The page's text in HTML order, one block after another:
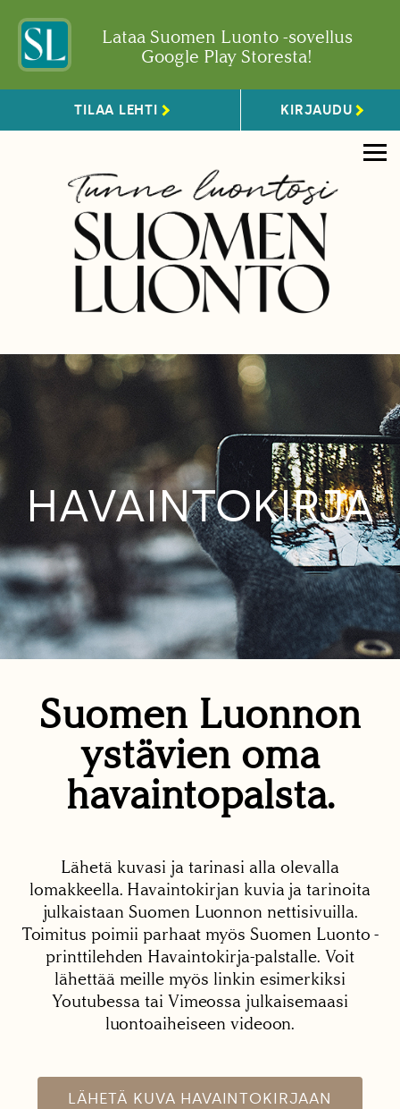
Lataa Suomen Luonto -sovellus
Google Play Storesta!
TILAA LEHTI KIRJAUDU
HAVAINTOKIRJA
Suomen Luonnon
ystävien oma
havaintopalsta.
Lähetä kuvasi ja tarinasi alla olevalla
lomakkeella. Havaintokirjan kuvia ja tarinoita
julkaistaan Suomen Luonnon nettisivuilla.
Toimitus poimii parhaat myös Suomen Luonto -
printtilehden Havaintokirja-palstalle. Voit
lähettää meille myös linkin esimerkiksi
Youtubessa tai Vimeossa julkaisemaasi
luontoaiheiseen videoon.
LÄHETÄ KUVA HAVAINTOKIRJAAN